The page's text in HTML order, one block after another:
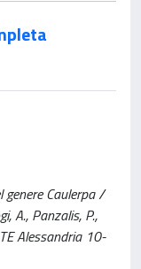
genere Caulerpa /
A., Panzalis, P.,
Alessandria 10-